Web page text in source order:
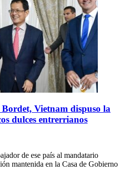
Bordet, Vietnam dispuso la
dulces entrerrianos
de ese país al mandatario
mantenida en la Casa de Gobierno